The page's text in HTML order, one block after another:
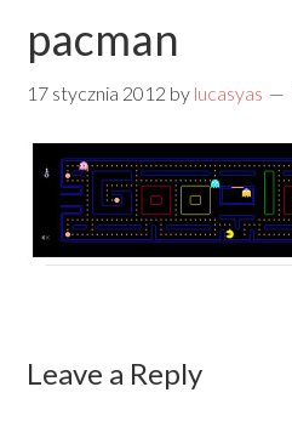
pacman
17 stycznia 2012 by lucasyas
Leave a Reply